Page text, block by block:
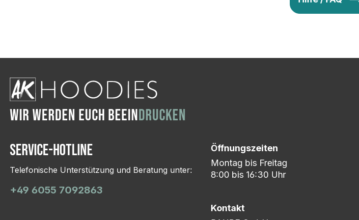
Hasselroth und einem umfangreichen Lagerbestand
Wir ändern das Motiv so lange ab, bis Ihr zu 100% zufrieden
WIR WERDEN EUCH BEEINDRUCKEN
Service-Hotline
Telefonische Unterstützung und Beratung unter:
+49 6055 7092863
Öffnungszeiten
Montag bis Freitag
8:00 bis 16:30 Uhr
Kontakt